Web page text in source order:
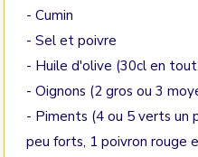
- Cumin
- Sel et poivre
- Huile d'olive (30cl en
- Oignons (2 gros ou 3
- Piments (4 ou 5 verts un
peu forts, 1 poivron rouge